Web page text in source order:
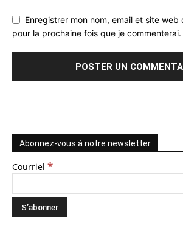
Enregistrer mon nom, email et site
pour la prochaine fois que je commenterai.
Abonnez-vous à notre newsletter
Courriel *